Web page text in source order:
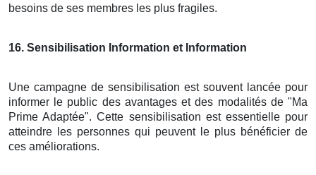
besoins de ses membres les plus fragiles.
16. Sensibilisation Information et Information
Une campagne de sensibilisation est souvent lancée pour
informer le public des avantages et des modalités de "Ma
Prime Adaptée". Cette sensibilisation est essentielle pour
atteindre les personnes qui peuvent le plus bénéficier de
ces améliorations.